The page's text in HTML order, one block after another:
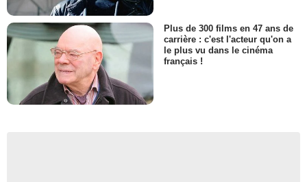
Plus de 300 films en 47 ans de
carrière : c'est l'acteur qu'on a
le plus vu dans le cinéma
français !